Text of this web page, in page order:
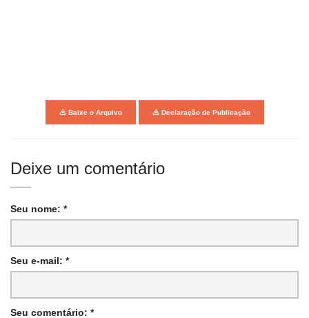
Baixe o Arquivo Declaração de Publicação
Deixe um comentário
Seu nome: *
Seu e-mail: *
Seu comentário: *